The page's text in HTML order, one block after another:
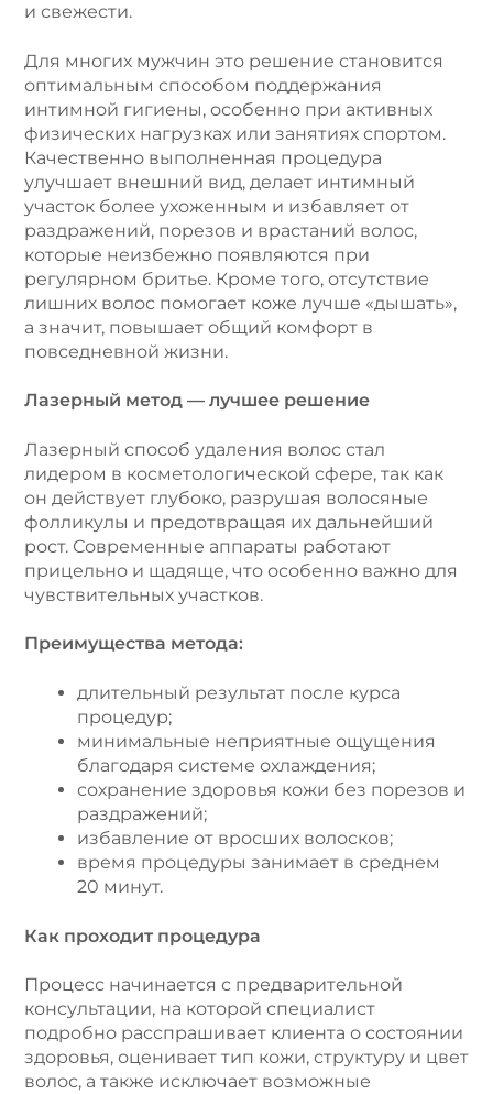
и свежести.
Для многих мужчин это решение становится
оптимальным способом поддержания
интимной гигиены, особенно при активных
физических нагрузках или занятиях спортом.
Качественно выполненная процедура
улучшает внешний вид, делает интимный
участок более ухоженным и избавляет от
раздражений, порезов и врастаний волос,
которые неизбежно появляются при
регулярном бритье. Кроме того, отсутствие
лишних волос помогает коже лучше «дышать»,
а значит, повышает общий комфорт в
повседневной жизни.
Лазерный метод — лучшее решение
Лазерный способ удаления волос стал
лидером в косметологической сфере, так как
он действует глубоко, разрушая волосяные
фолликулы и предотвращая их дальнейший
рост. Современные аппараты работают
прицельно и щадяще, что особенно важно для
чувствительных участков.
Преимущества метода:
длительный результат после курса
процедур;
минимальные неприятные ощущения
благодаря системе охлаждения;
сохранение здоровья кожи без порезов и
раздражений;
избавление от вросших волосков;
время процедуры занимает в среднем
20 минут.
Как проходит процедура
Процесс начинается с предварительной
консультации, на которой специалист
подробно расспрашивает клиента о состоянии
здоровья, оценивает тип кожи, структуру и цвет
волос, а также исключает возможные